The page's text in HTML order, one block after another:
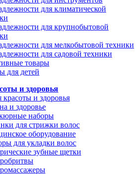
для климатической
для крупнобытовой
для мелкобытовой техники
для садовой техники
товары
для детей
и здоровья
красоты и здоровья
и здоровье
наборы
для стрижки волос
оборудование
для укладки волос
зубные щетки